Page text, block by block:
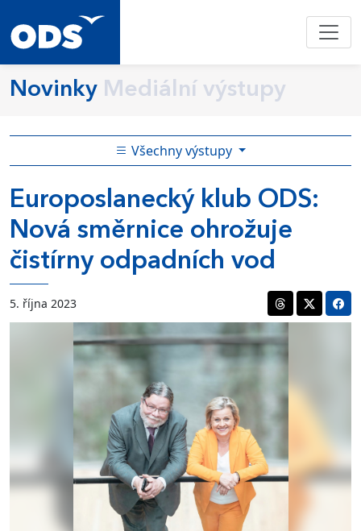
Novinky Mediální výstupy
Všechny výstupy
Europoslanecký klub ODS:
Nová směrnice ohrožuje
čistírny odpadních vod
5. října 2023